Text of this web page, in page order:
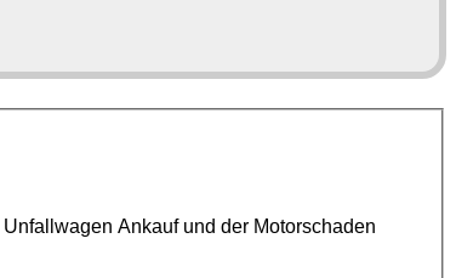
Unfallwagen Ankaufund der Motorschaden